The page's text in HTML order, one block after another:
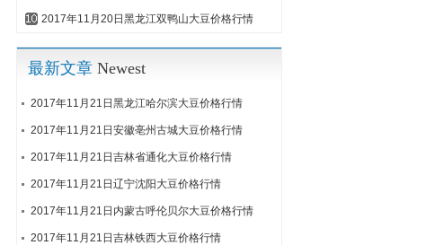
2017年11月20日黑龙江双鸭山大豆价格行情
最新文章 Newest
2017年11月21日黑龙江哈尔滨大豆价格行情
2017年11月21日安徽亳州古城大豆价格行情
2017年11月21日吉林省通化大豆价格行情
2017年11月21日辽宁沈阳大豆价格行情
2017年11月21日内蒙古呼伦贝尔大豆价格行情
2017年11月21日吉林铁西大豆价格行情